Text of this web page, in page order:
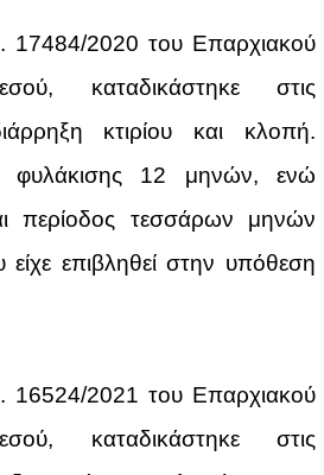
17484/2020 του Επαρχιακού
καταδικάστηκε στις
κτιρίου και κλοπή.
φυλάκισης 12 μηνών, ενώ
περίοδος τεσσάρων μηνών
επιβληθεί στην υπόθεση
16524/2021 του Επαρχιακού
καταδικάστηκε στις